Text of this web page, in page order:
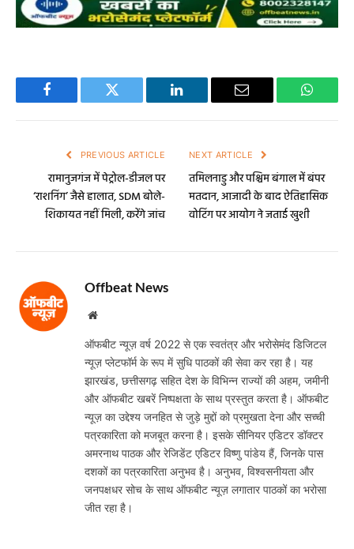
Facebook Twitter LinkedIn Email
PREVIOUS ARTICLE
रामानुजगंज में पेट्रोल-डीजल पर
‘राशनिंग’ जैसे हालात, SDM बोले-
शिकायत नहीं मिली, करेंगे जांच
NEXT ARTICLE
तमिलनाडु और पश्चिम बंगाल में बंपर
मतदान, आजादी के बाद ऐतिहासिक
वोटिंग पर आयोग ने जताई खुशी
Offbeat News
Website
ऑफबीट न्यूज़ वर्ष 2022 से एक स्वतंत्र और भरोसेमंद डिजिटल
न्यूज़ प्लेटफॉर्म के रूप में सुधि पाठकों की सेवा कर रहा है। यह
झारखंड, छत्तीसगढ़ सहित देश के विभिन्न राज्यों की अहम, जमीनी
और ऑफबीट खबरें निष्पक्षता के साथ प्रस्तुत करता है। ऑफबीट
न्यूज़ का उद्देश्य जनहित से जुड़े मुद्दों को प्रमुखता देना और सच्ची
पत्रकारिता को मजबूत करना है। इसके सीनियर एडिटर डॉक्टर
अमरनाथ पाठक और रेजिडेंट एडिटर विष्णु पांडेय हैं, जिनके पास
दशकों का पत्रकारिता अनुभव है। अनुभव, विश्वसनीयता और
जनपक्षधर सोच के साथ ऑफबीट न्यूज़ लगातार पाठकों का भरोसा
जीत रहा है।